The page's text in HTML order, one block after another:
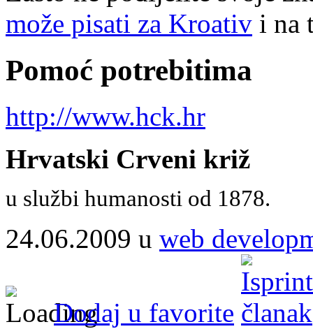
može pisati za Kroativ i na
Pomoć potrebitima
http://www.hck.hr
Hrvatski Crveni križ
u službi humanosti od 1878.
24.06.2009 u web
Dodaj u favorite